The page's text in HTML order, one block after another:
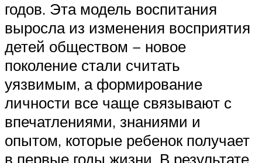
годов. Эта модель воспитания
выросла из изменения восприятия
детей обществом − новое
поколение стали считать
уязвимым, а формирование
личности все чаще связывают с
впечатлениями, знаниями и
опытом, которые ребенок получает
в первые годы жизни. В результате